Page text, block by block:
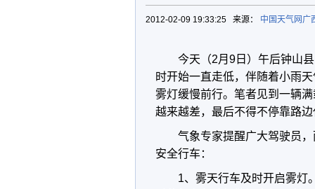
2012-02-09 19:33:25 来源： 中国天气网广
今天（2月9日）午后钟山
时开始一直走低，伴随着小雨
雾灯缓慢前行。笔者见到一辆
越来越差，最后不得不停靠路
气象专家提醒广大驾驶员
安全行车：
1、雾天行车及时开启雾灯